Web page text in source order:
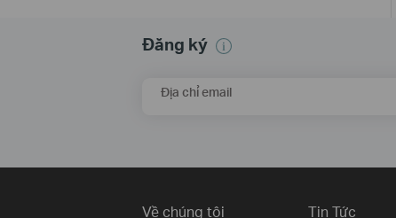
Đăng ký
Địa chỉ email
Về chúng tôi Tin Tức